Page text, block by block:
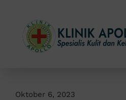
content
Oktober 6, 2023